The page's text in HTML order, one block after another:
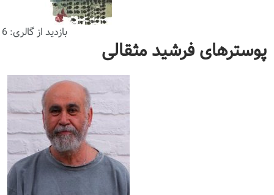
بازدید از گالری: 716 بار
پوسترهای فرشید مثقالی